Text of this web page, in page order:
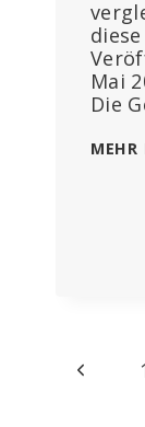
Mai
Die
MEHR